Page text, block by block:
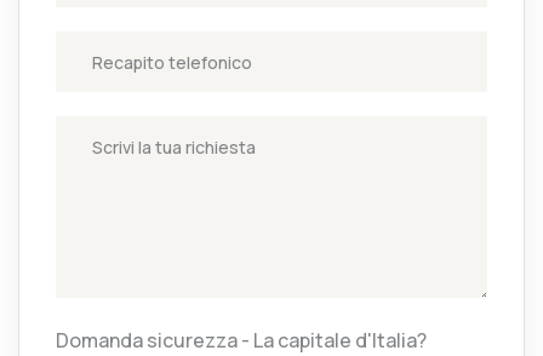
Domanda sicurezza - La capitale d'Italia?